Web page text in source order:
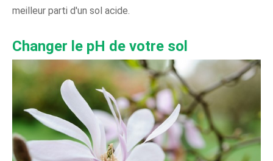
meilleur parti d'un sol acide.
Changer le pH de votre sol